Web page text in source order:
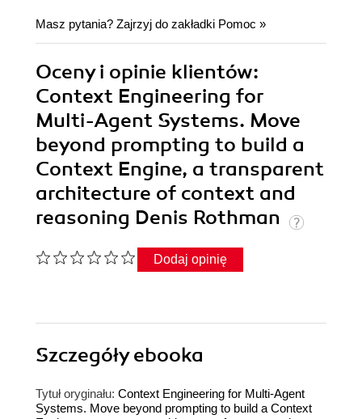
Masz pytania? Zajrzyj do zakładki Pomoc »
Oceny i opinie klientów:
Context Engineering for
Multi-Agent Systems. Move
beyond prompting to build a
Context Engine, a transparent
architecture of context and
reasoning Denis Rothman
Dodaj opinię
Szczegółyebooka
Tytuł oryginału: Context Engineering for Multi-Agent
Systems. Move beyond prompting to build a Context